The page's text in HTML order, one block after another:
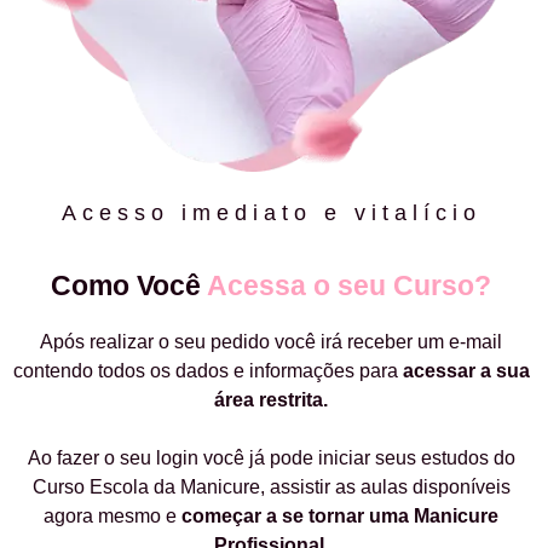
Acesso imediato e vitalício
Como Você Acessa o seu Curso?
Após realizar o seu pedido você irá receber um e-mail
contendo todos os dados e informações para acessar a sua
área restrita.
Ao fazer o seu login você já pode iniciar seus estudos do
Curso Escola da Manicure, assistir as aulas disponíveis
agora mesmo e começar a se tornar uma Manicure